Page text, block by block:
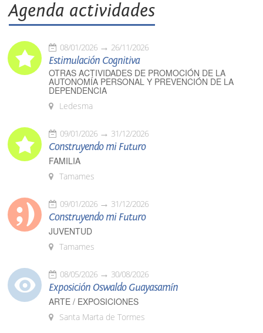
Agenda actividades
08/01/2026 26/11/2026
Estimulación Cognitiva
OTRAS ACTIVIDADES DE PROMOCIÓN DE LA
AUTONOMÍA PERSONAL Y PREVENCIÓN DE LA
DEPENDENCIA
Ledesma
09/01/2026 31/12/2026
Construyendo mi Futuro
FAMILIA
Tamames
09/01/2026 31/12/2026
Construyendo mi Futuro
JUVENTUD
Tamames
08/05/2026 30/08/2026
Exposición Oswaldo Guayasamín
ARTE / EXPOSICIONES
Santa Marta de Tormes